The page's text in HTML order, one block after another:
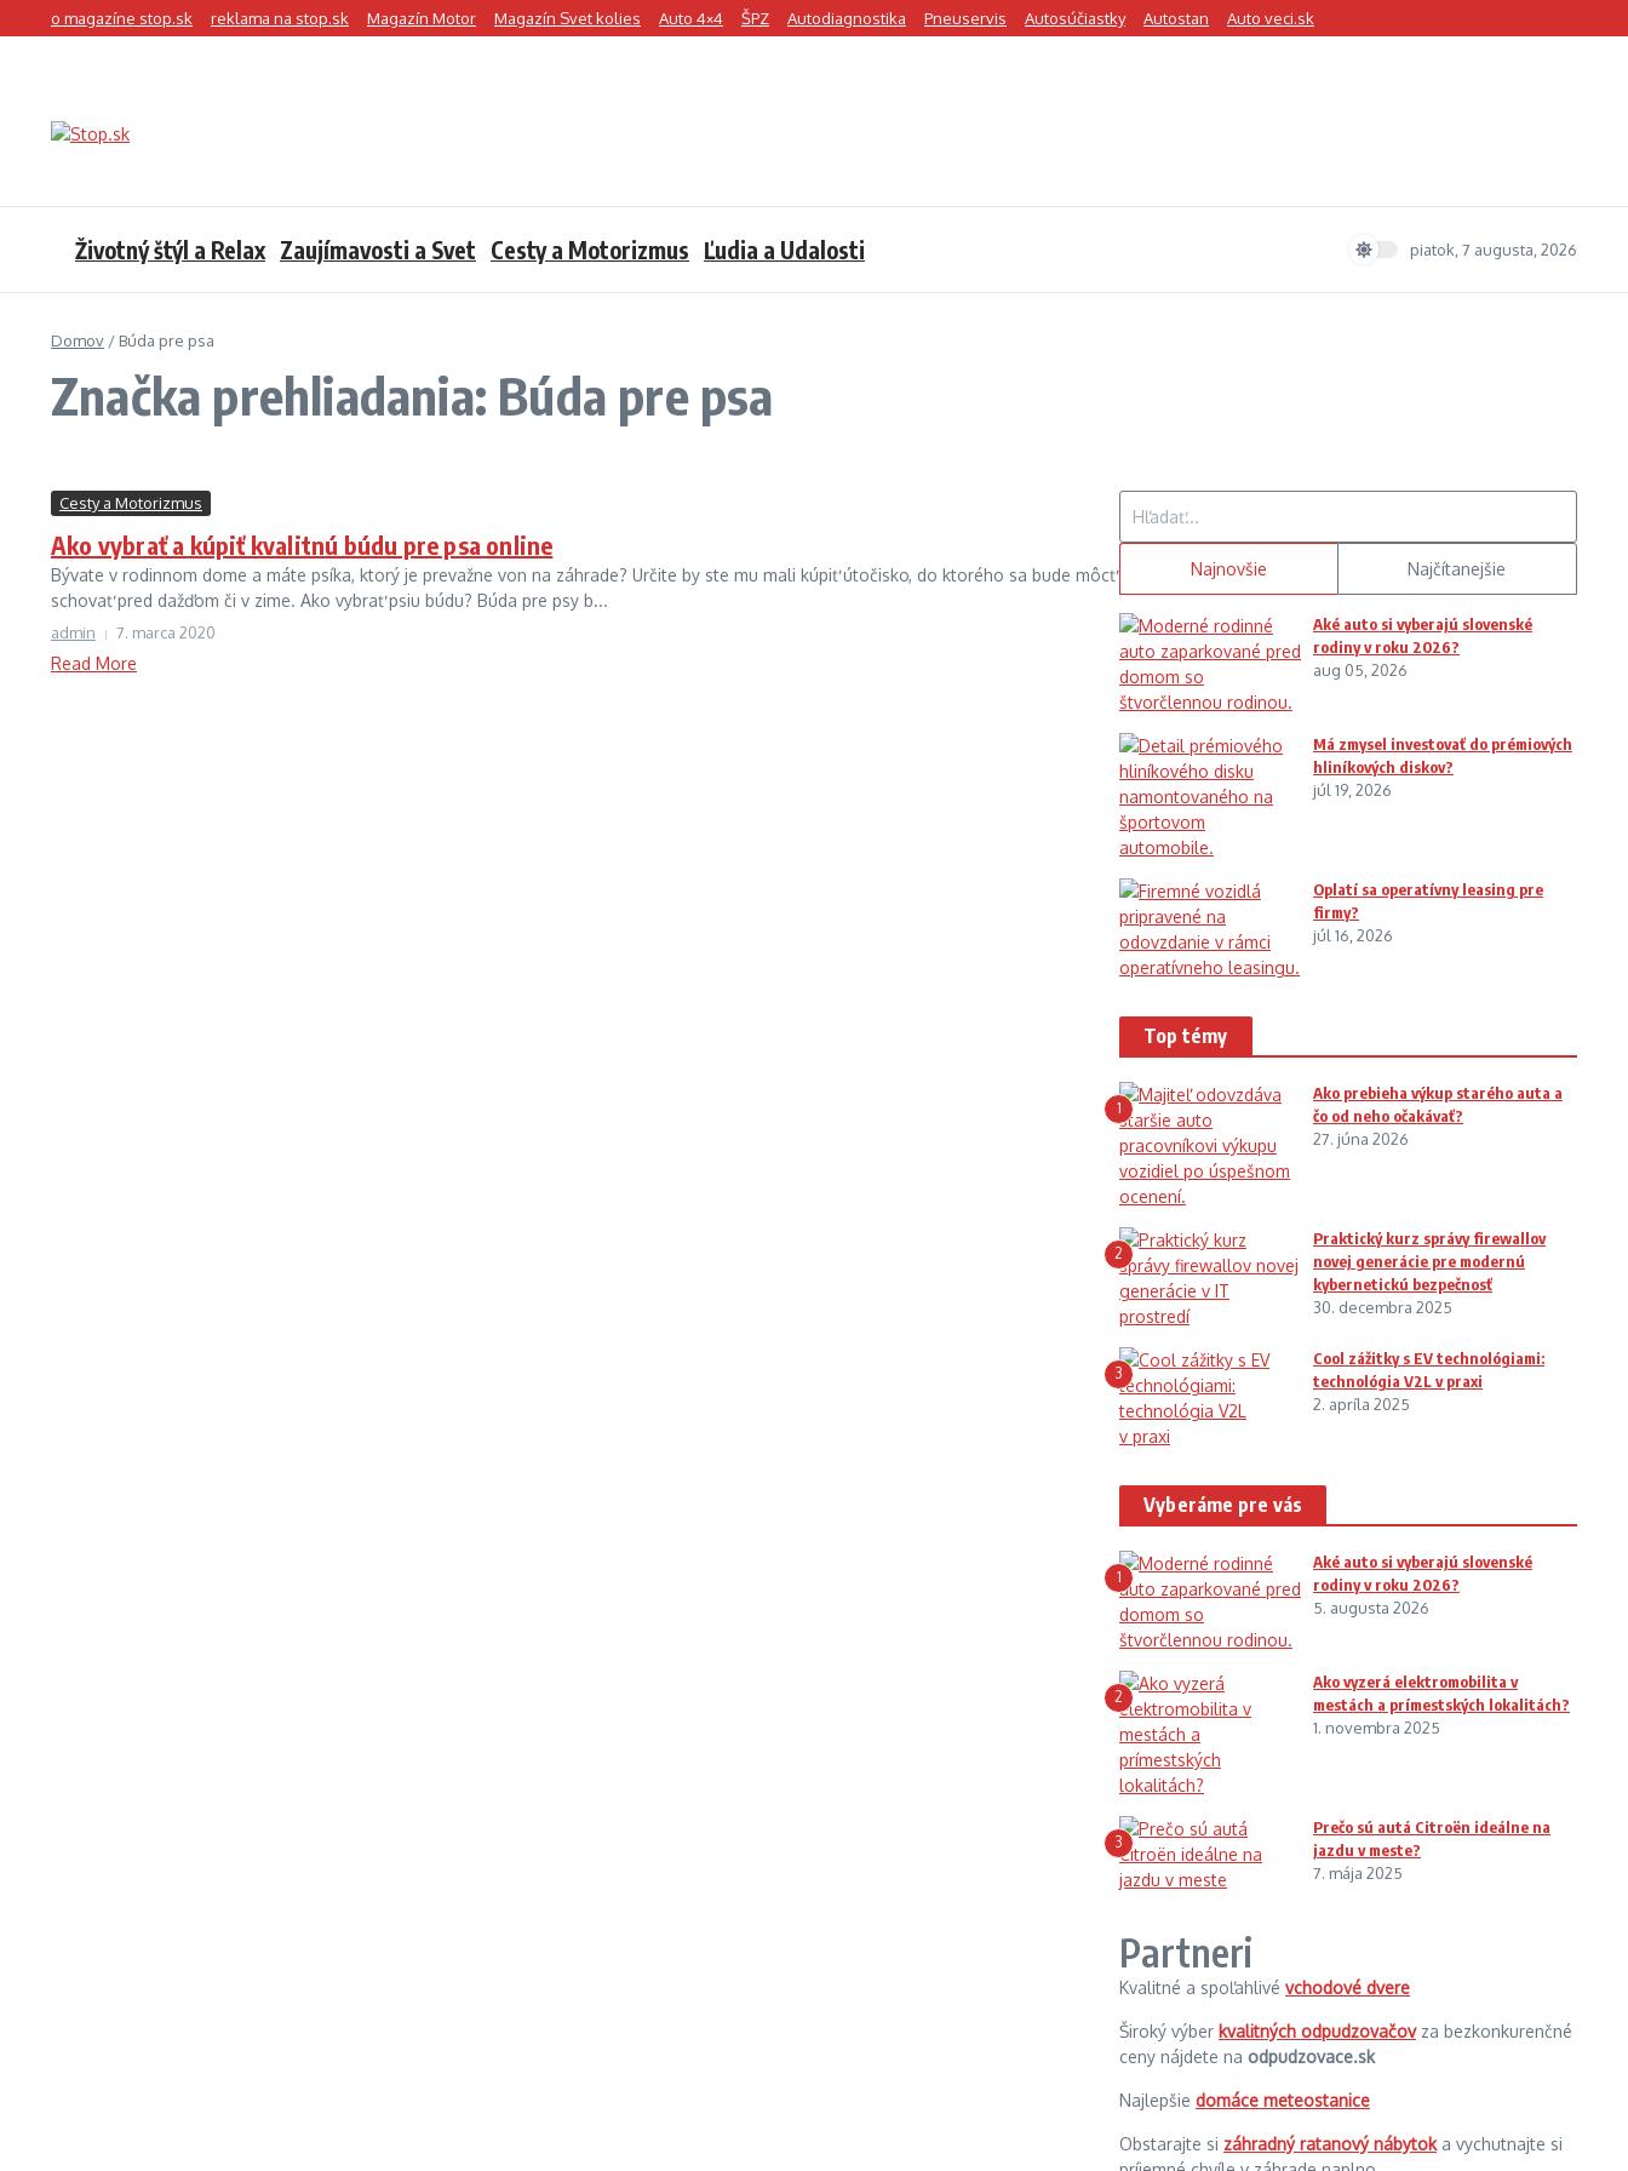
Preskočiť na obsah
o magazíne stop.sk reklama na stop.sk Magazín Motor Magazín Svet kolies Auto 4×4 ŠPZ Autodiagnostika Pneuservis Autosúčiastky Autostan Auto veci.sk
Životný štýl a Relax Zaujímavosti a Svet Cesty a Motorizmus Ľudia a Udalosti piatok, 7 augusta, 2026
Domov / Búda pre psa
Značka prehliadania: Búda pre psa
Cesty a Motorizmus
Ako vybrať a kúpiť kvalitnú búdu pre psa online
Bývate v rodinnom dome a máte psíka, ktorý je prevažne von na záhrade? Určite by ste mu mali kúpiť útočisko, do ktorého sa bude môcť
schovať pred dažďom či v zime. Ako vybrať psiu búdu? Búda pre psy b...
admin 7. marca 2020
Read More
Najnovšie Najčítanejšie
Aké auto si vyberajú slovenské
rodiny v roku 2026?
aug 05, 2026
Má zmysel investovať do prémiových
hliníkových diskov?
júl 19, 2026
Oplatí sa operatívny leasing pre
firmy?
júl 16, 2026
Top témy
1
Ako prebieha výkup starého auta a
čo od neho očakávať?
27. júna 2026
2
Praktický kurz správy firewallov
novej generácie pre modernú
kybernetickú bezpečnosť
30. decembra 2025
3
Cool zážitky s EV technológiami:
technológia V2L v praxi
2. apríla 2025
Vyberáme pre vás
1
Aké auto si vyberajú slovenské
rodiny v roku 2026?
5. augusta 2026
2
Ako vyzerá elektromobilita v
mestách a prímestských lokalitách?
1. novembra 2025
3
Prečo sú autá Citroën ideálne na
jazdu v meste?
7. mája 2025
Partneri
Kvalitné a spoľahlivé vchodové dvere
Široký výber kvalitných odpudzovačovza bezkonkurenčné
ceny nájdete na odpudzovace.sk
Najlepšie domáce meteostanice
Obstarajte si záhradný ratanový nábytoka vychutnajte si